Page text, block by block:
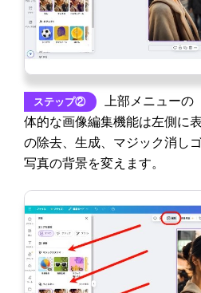
ステップ②
上部メニューの
体的な画像編集機能は左側に
の除去、生成、マジック消し
写真の背景を変えます。